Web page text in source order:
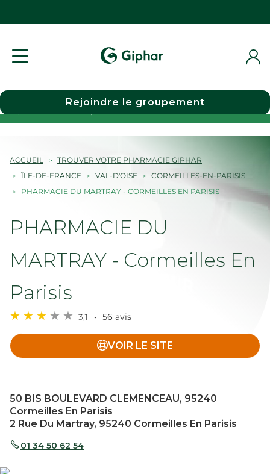
Choisir une pharmacie
Rejoindre le groupement
ACCUEIL
TROUVER VOTRE PHARMACIE GIPHAR
ÎLE-DE-FRANCE
VAL-D'OISE
CORMEILLES-EN-PARISIS
PHARMACIE DU MARTRAY - CORMEILLES EN PARISIS
PHARMACIE DU
MARTRAY - Cormeilles En
Parisis
3,1 56 avis
VOIR LE SITE
50 BIS BOULEVARD CLEMENCEAU, 95240
Cormeilles En Parisis
2 Rue Du Martray, 95240 Cormeilles En Parisis
01 34 50 62 54